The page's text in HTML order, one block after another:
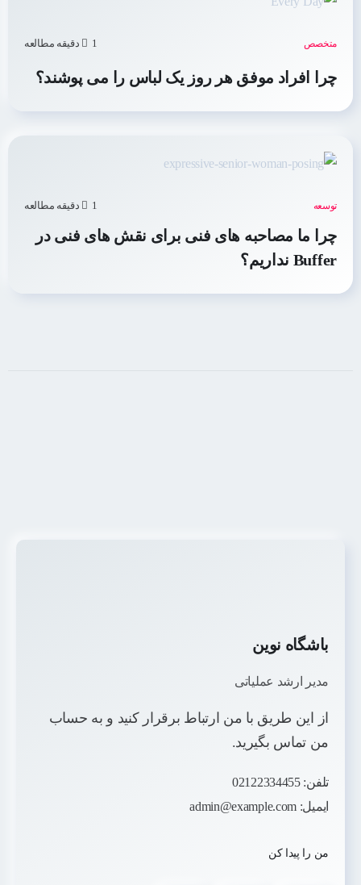
متخصص 1 دقیقه مطالعه
چرا افراد موفق هر روز یک لباس را می پوشند؟
توسعه 1 دقیقه مطالعه
چرا ما مصاحبه های فنی برای نقش های فنی در
Buffer نداریم؟
باشگاه نوین
مدیر ارشد عملیاتی
از این طریق با من ارتباط برقرار کنید و به حساب
من تماس بگیرید.
تلفن:02122334455
ایمیل: admin@example.com
من را پیدا کن